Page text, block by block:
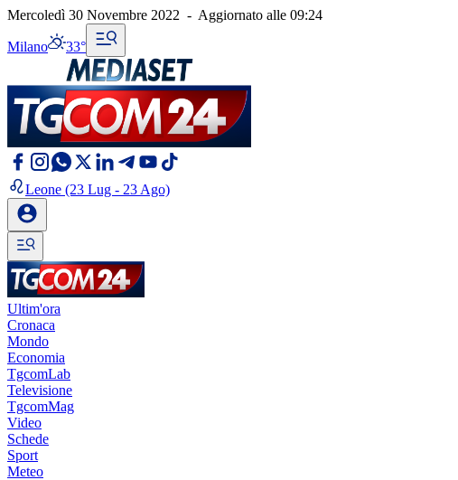
Mercoledì 30 Novembre 2022 - Aggiornato alle 09:24
Milano 33°
Leone (23 Lug - 23 Ago)
Ultim'ora
Cronaca
Mondo
Economia
TgcomLab
Televisione
TgcomMag
Video
Schede
Sport
Meteo